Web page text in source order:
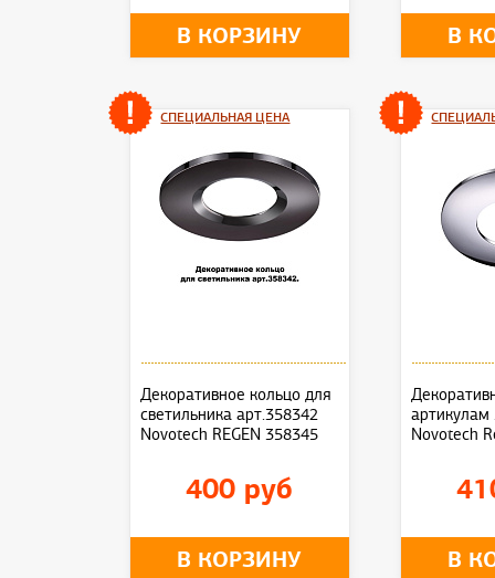
В КОРЗИНУ В
СПЕЦИАЛЬНАЯ ЦЕНА
Декоративное кольцо для
светильника арт.358342
Novotech REGEN 358345
400 руб
В КОРЗИНУ
Novotech
В